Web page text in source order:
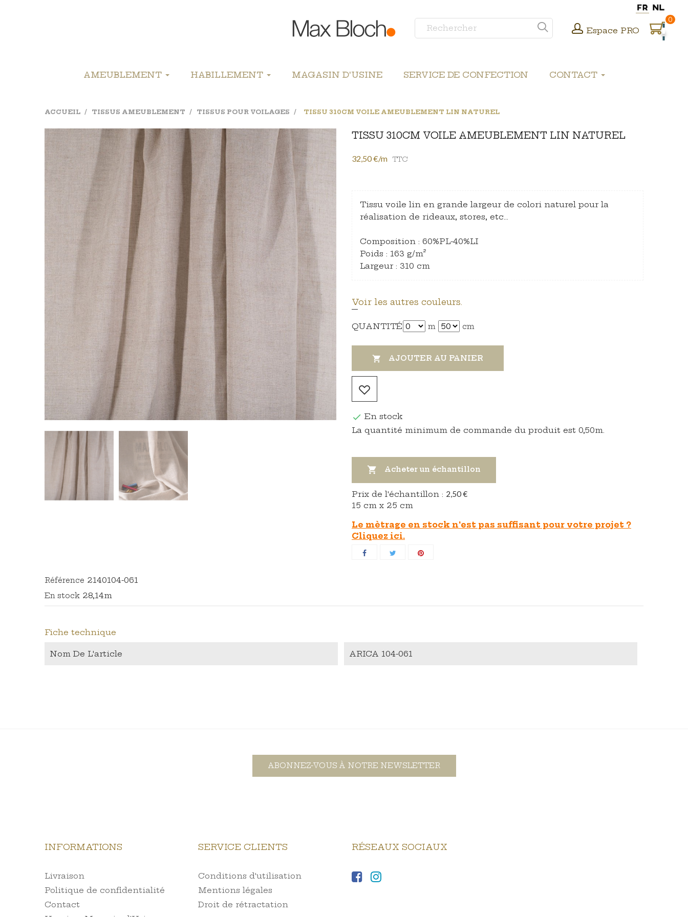
Espace PRO
0
AMEUBLEMENT HABILLEMENT MAGASIN D'USINE SERVICE DE CONFECTION CONTACT
ACCUEIL TISSUS AMEUBLEMENT TISSUS POUR VOILAGES TISSU 310CM VOILE AMEUBLEMENT LIN NATUREL
TISSU 310CM VOILE AMEUBLEMENT LIN NATUREL
32,50 €/m TTC
Tissu voile lin en grande largeur de colori naturel pour la
réalisation de rideaux, stores, etc…
Composition : 60%PL-40%LI
Poids : 163 g/m²
Largeur : 310 cm
Voir les autres couleurs.
QUANTITÉ m cm
 AJOUTER AU PANIER
 En stock
La quantité minimum de commande du produit est 0,50m.
 Acheter un échantillon
Prix ​​de l'échantillon : 2,50 €
15 cm x 25 cm
Le mètrage en stock n'est pas suffisant pour votre projet ?
Cliquez ici.
Référence 2140104-061
En stock 28,14m
Fiche technique
Nom De L'article ARICA 104-061
ABONNEZ-VOUS À NOTRE NEWSLETTER
INFORMATIONS
Livraison
Politique de confidentialité
Contact
SERVICE CLIENTS
Conditions d'utilisation
Mentions légales
Droit de rétractation
RÉSEAUX SOCIAUX